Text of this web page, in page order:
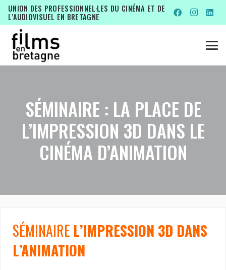
UNION DES PROFESSIONNEL·LES DU CINÉMA ET DE
L’AUDIOVISUEL EN BRETAGNE
SÉMINAIRE : LA PLACE DE
L’IMPRESSION 3D DANS LE
CINÉMA D’ANIMATION
SÉMINAIRE L’IMPRESSION 3D DANS
L’ANIMATION